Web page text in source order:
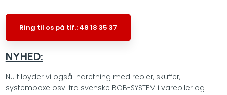
​Ring til os på tlf.: 48 18 35 37
​NYHED:
Nu tilbyder vi også indretning med reoler, skuffer,
systemboxe osv. fra svenske BOB-SYSTEM​ i varebiler og